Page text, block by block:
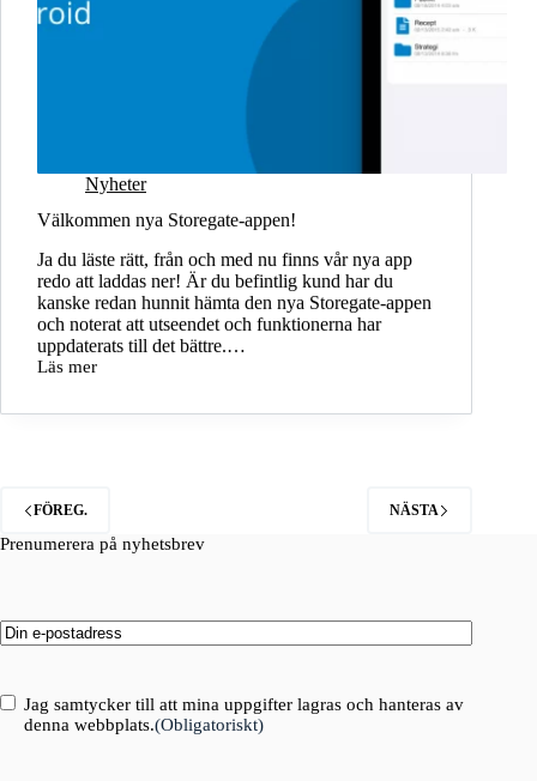
Nyheter
Välkommen nya Storegate-appen!
Ja du läste rätt, från och med nu finns vår nya app
redo att laddas ner! Är du befintlig kund har du
kanske redan hunnit hämta den nya Storegate-appen
och noterat att utseendet och funktionerna har
uppdaterats till det bättre.…
Läs mer
Välkommen
Storegate-
FÖREG. NÄSTA
Prenumerera på nyhetsbrev
Email (Obligatoriskt)
Consent(Obligatoriskt)
Jag samtycker till att mina uppgifter lagras och hanteras av
denna webbplats.(Obligatoriskt)